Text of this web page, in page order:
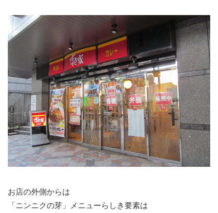
お店の外側からは
「ニンニクの芽」メニューらしき要素は